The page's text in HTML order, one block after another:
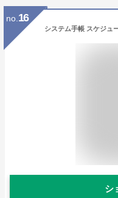
no. 16
シ